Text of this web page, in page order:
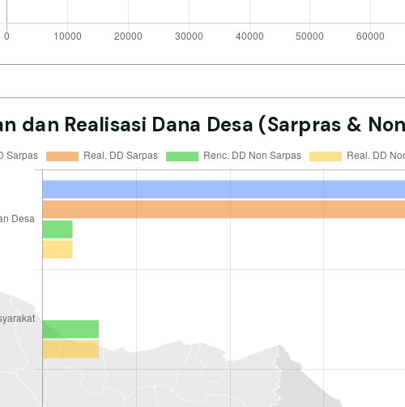
dan Realisasi Dana Desa (Sarpras &